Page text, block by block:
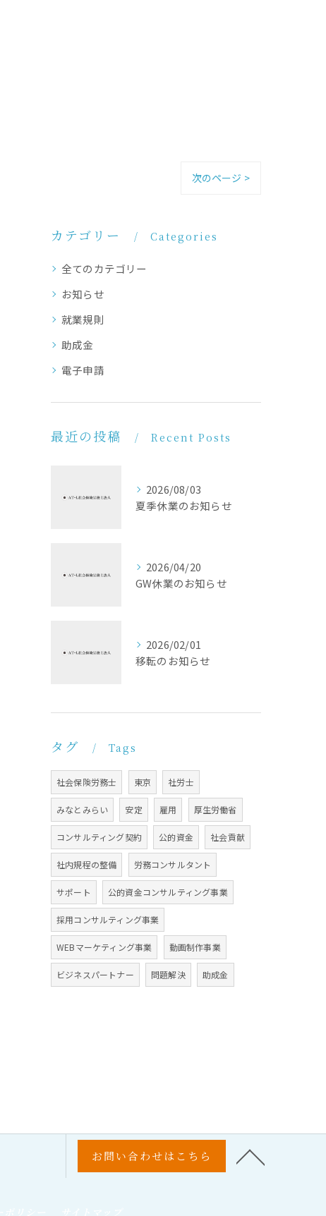
次のページ >
カテゴリー Categories
全てのカテゴリー
お知らせ
就業規則
助成金
電子申請
最近の投稿 Recent Posts
2026/08/03
夏季休業のお知らせ
2026/04/20
GW休業のお知らせ
2026/02/01
移転のお知らせ
タグ Tags
社会保険労務士 東京 社労士
みなとみらい 安定 雇用 厚生労働省
コンサルティング契約 公的資金 社会貢献
社内規程の整備 労務コンサルタント
サポート 公的資金コンサルティング事業
採用コンサルティング事業
WEBマーケティング事業 動画制作事業
ビジネスパートナー 問題解決 助成金
お問い合わせはこちら